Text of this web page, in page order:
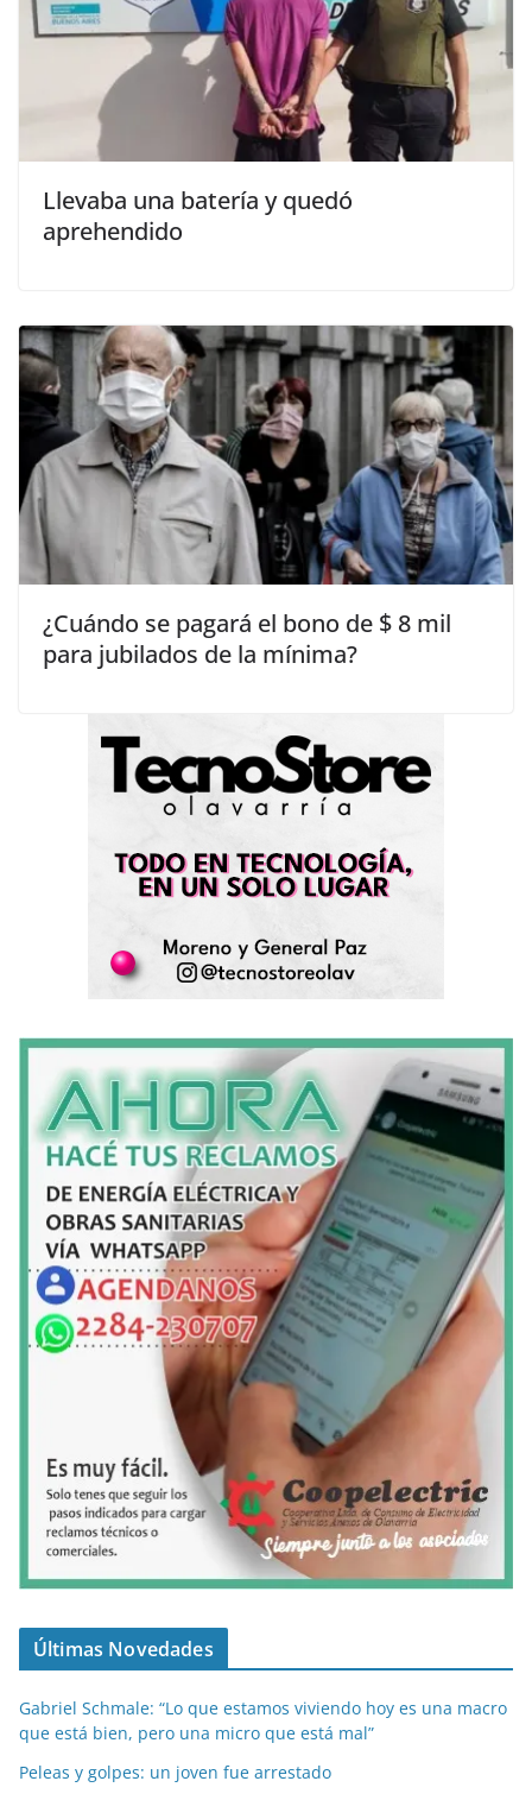
Llevaba una batería y quedó
aprehendido
¿Cuándo se pagará el bono de $ 8 mil
para jubilados de la mínima?
Últimas Novedades
Gabriel Schmale: “Lo que estamos viviendo hoy es una macro
que está bien, pero una micro que está mal”
Peleas y golpes: un joven fue arrestado